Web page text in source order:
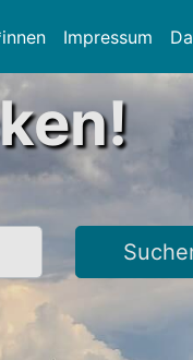
Impressum